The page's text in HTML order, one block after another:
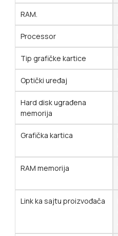
RAM.
Processor
Tip grafičke kartice
Optički uređaj
Hard disk ugrađena
memorija
Grafička kartica
RAM memorija
Link ka sajtu proizvođača